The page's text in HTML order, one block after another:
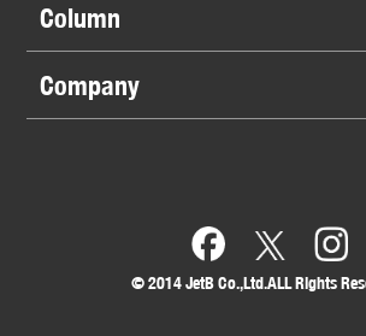
Column
Company
©︎ 2014 JetB Co.,Ltd.ALL Rights